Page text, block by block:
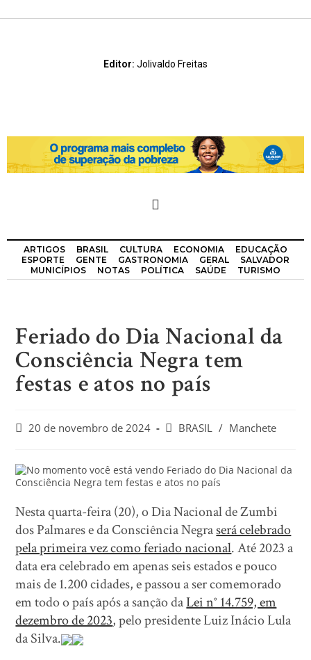
Editor: Jolivaldo Freitas
ARTIGOS BRASIL CULTURA ECONOMIA
EDUCAÇÃO
ESPORTE
GENTE GASTRONOMIA GERAL
SALVADOR
MUNICÍPIOS
NOTAS POLÍTICA SAÚDE TURISMO
Feriado do Dia Nacional da
Consciência Negra tem
festas e atos no país
20 de novembro de 2024 BRASIL / Manchete
Nesta quarta-feira (20), o Dia Nacional de Zumbi
dos Palmares e da Consciência Negraserá celebrado
pela primeira vez como feriado nacional. Até 2023 a
data era celebrado em apenas seis estados e pouco
mais de 1.200 cidades, e passou a ser comemorado
em todo o país após a sanção daLei n° 14.759, em
dezembro de 2023, pelo presidente Luiz Inácio Lula
da Silva.